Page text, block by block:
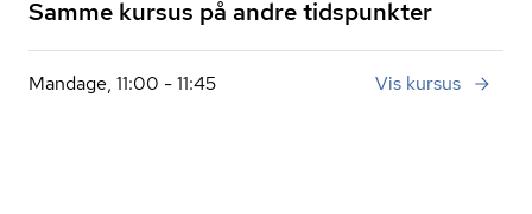
Samme kursus på andre tidspunkter
Mandage, 11:00 - 11:45 Vis kursus